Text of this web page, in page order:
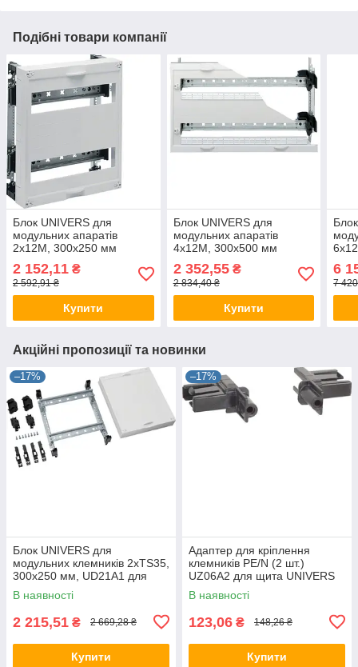
Подібні товари компанії
Блок UNIVERS для
модульних апаратів
2х12М, 300x250 мм
шафа Хагер, бокс
2 152,11 ₴
2 592,91 ₴
Купити
Блок UNIVERS для
модульних апаратів
4х12М, 300x500 мм
шафа Хагер, бокс, щит
2 352,55₴
2 834,40 ₴
Купити
6
7
Акційні пропозиції та новинки
–17%
Блок UNIVERS для
модульних клемників 2хTS35,
300x250 мм, UD21A1 для
щита UNIVERS Hager, шафи
Хагер, бокса
В наявності
2 215,51 ₴ 2 669,28 ₴
Купити
–17%
Адаптер для кріплення
клемників PE/N (2 шт.)
UZ06A2 для щита UNIVERS
Hager, шафи Хагер, бокса
В наявності
123,06 ₴ 148,26 ₴
Купити